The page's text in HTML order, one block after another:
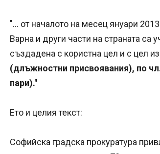
"... от началото на месец януари
Варна и други части на страната са
създадена с користна цел и с цел
(длъжностни присвоявания), по
пари)."
Ето и целия текст:
Софийска градска прокуратура